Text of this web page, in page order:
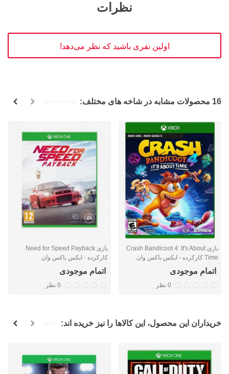
نظرات
اولین نفری باشید که نظر می‌دهد!
16 محصولات مشابه در شاخه های مختلف:
بازی Crash Bandicoot 4: It's About
Time کارکرده - ایکس باکس وان
اتمام موجودی
0 نظر
بازی Need for Speed Payback
کارکرده - ایکس باکس وان
اتمام موجودی
0 نظر
خریداران این محصول، این کالاها را نیز خریده اند: